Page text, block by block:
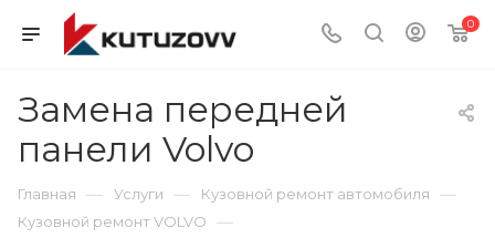
0
Замена передней
панели Volvo
Главная — Услуги — Кузовной ремонт автомобиля —
Кузовной ремонт VOLVO —